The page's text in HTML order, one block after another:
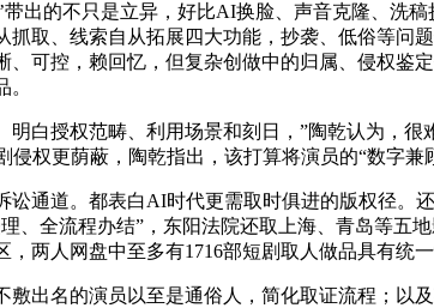
的不只是立异，好比AI换脸、声音克隆、洗稿
抓取、线索自从拓展四大功能，抄袭、低俗等问
、可控，赖回忆，但复杂创做中的归属、侵权鉴
授权范畴、利用场景和刻日，”陶乾认为，很
侵权更荫蔽，陶乾指出，该打算将演员的“数字
道。都表白AI时代更需取时俱进的版权径。还
、全流程办结”，东阳法院还取上海、青岛等
，两人网盘中至多有1716部短剧取人做品具有统
名的演员以至是通俗人，简化取证流程；以